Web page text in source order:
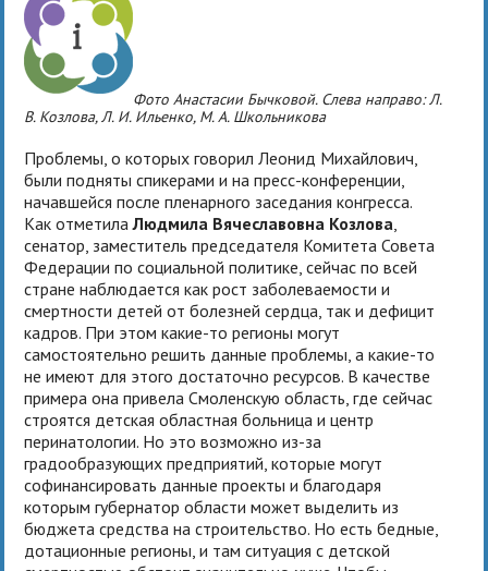
Фото Анастасии Бычковой. Слева направо: Л.
В. Козлова, Л. И. Ильенко, М. А. Школьникова
Проблемы, о которых говорил Леонид Михайлович,
были подняты спикерами и на пресс-конференции,
начавшейся после пленарного заседания конгресса.
Как отметилаЛюдмила Вячеславовна Козлова
сенатор, заместитель председателя Комитета Совета
Федерации по социальной политике, сейчас по всей
стране наблюдается как рост заболеваемости и
смертности детей от болезней сердца, так и дефицит
кадров. При этом какие-то регионы могут
самостоятельно решить данные проблемы, а какие-то
не имеют для этого достаточно ресурсов. В качестве
примера она привела Смоленскую область, где сейчас
строятся детская областная больница и центр
перинатологии. Но это возможно из-за
градообразующих предприятий, которые могут
софинансировать данные проекты и благодаря
которым губернатор области может выделить из
бюджета средства на строительство. Но есть бедные,
дотационные регионы, и там ситуация с детской